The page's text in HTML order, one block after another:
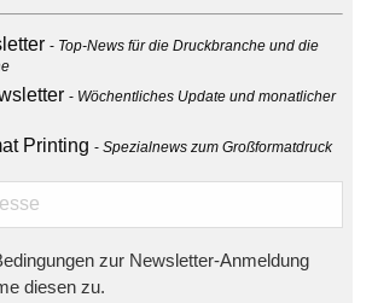
Top-News für die Druckbranche und die
Wöchentliches Update und monatlicher
Printing Spezialnews zum Großformatdruck
zur Newsletter-Anmeldung
diesen zu.